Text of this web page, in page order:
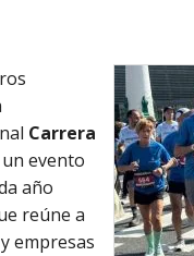
Carrera
un evento
año
reúne a
empresas